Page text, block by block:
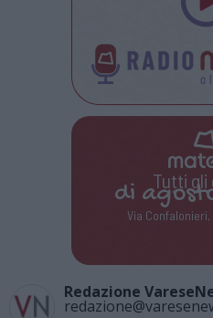
Tutti gli
di
Via
Redazione